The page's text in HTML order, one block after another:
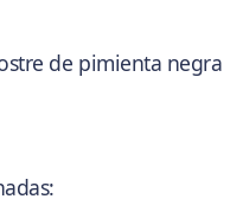
de pimienta negra